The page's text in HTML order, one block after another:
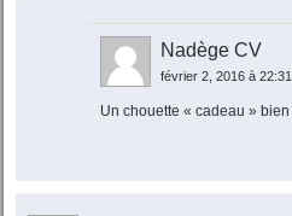
Nadège CV
février 2, 2016 à 22:31
Un chouette « cadeau »